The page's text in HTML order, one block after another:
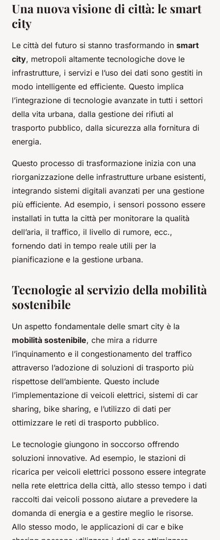
Una nuova visione di città: le smart
city
Le città del futuro si stanno trasformando in smart
city, metropoli altamente tecnologiche dove le
infrastrutture, i servizi e l’uso dei dati sono gestiti in
modo intelligente ed efficiente. Questo implica
l’integrazione di tecnologie avanzate in tutti i settori
della vita urbana, dalla gestione dei rifiuti al
trasporto pubblico, dalla sicurezza alla fornitura di
energia.
Questo processo di trasformazione inizia con una
riorganizzazione delle infrastrutture urbane esistenti,
integrando sistemi digitali avanzati per una gestione
più efficiente. Ad esempio, i sensori possono essere
installati in tutta la città per monitorare la qualità
dell’aria, il traffico, il livello di rumore, ecc.,
fornendo dati in tempo reale utili per la
pianificazione e la gestione urbana.
Tecnologie al servizio della mobilità
sostenibile
Un aspetto fondamentale delle smart city è la
mobilità sostenibile, che mira a ridurre
l’inquinamento e il congestionamento del traffico
attraverso l’adozione di soluzioni di trasporto più
rispettose dell’ambiente. Questo include
l’implementazione di veicoli elettrici, sistemi di car
sharing, bike sharing, e l’utilizzo di dati per
ottimizzare le reti di trasporto pubblico.
Le tecnologie giungono in soccorso offrendo
soluzioni innovative. Ad esempio, le stazioni di
ricarica per veicoli elettrici possono essere integrate
nella rete elettrica della città, allo stesso tempo i dati
raccolti dai veicoli possono aiutare a prevedere la
domanda di energia e a gestire meglio le risorse.
Allo stesso modo, le applicazioni di car e bike